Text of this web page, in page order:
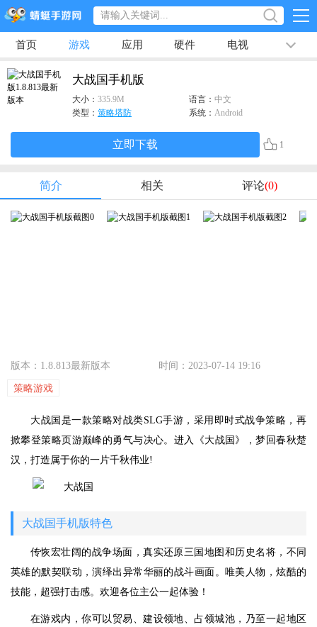
首页 游戏 应用 硬件 电视 排行榜
专题
大战国手机版
大小： 335.9M 语言： 中文
类型： 策略塔防 系统： Android
立即下载 1
简介 相关 评论(0)
版本：1.8.813最新版本 时间：2023-07-14 19:16
策略游戏
大战国是一款策略对战类SLG手游，采用即时式战争策略，再
掀攀登策略页游巅峰的勇气与决心。进入《大战国》，梦回春秋楚
汉，打造属于你的一片千秋伟业!
大战国手机版特色
传恢宏壮阔的战争场面，真实还原三国地图和历史名将，不同
英雄的默契联动，演绎出异常华丽的战斗画面。唯美人物，炫酷的
技能，超强打击感。欢迎各位主公一起体验！
在游戏内，你可以贸易、建设领地、占领城池，乃至一起地区